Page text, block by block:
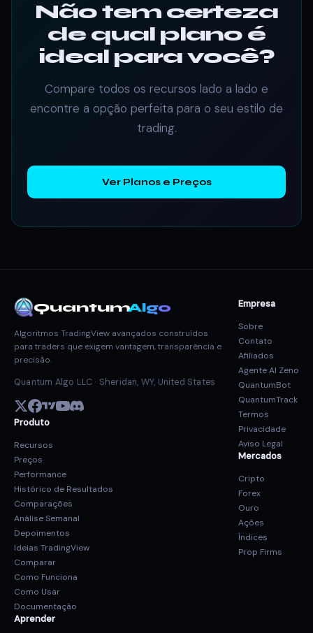
Não tem certeza
de qual plano é
ideal para você?
Compare todos os recursos lado a lado e
encontre a opção perfeita para o seu estilo de
trading.
Ver Planos e Preços
QuantumAlgo
Algoritmos TradingView avançados construídos
para traders que exigem vantagem, transparência e
precisão.
Quantum Algo LLC · Sheridan, WY, United States
Produto
Recursos
Preços
Performance
Histórico de Resultados
Comparações
Análise Semanal
Depoimentos
Ideias TradingView
Comparar
Como Funciona
Como Usar
Documentação
Aprender
Empresa
Sobre
Contato
Afiliados
Agente AI Zeno
QuantumBot
QuantumTrack
Termos
Privacidade
Aviso Legal
Mercados
Cripto
Forex
Ouro
Ações
Índices
Prop Firms